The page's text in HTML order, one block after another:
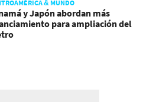
& MUNDO
y Japón abordan más
para ampliación del